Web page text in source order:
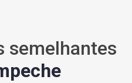
semelhantes